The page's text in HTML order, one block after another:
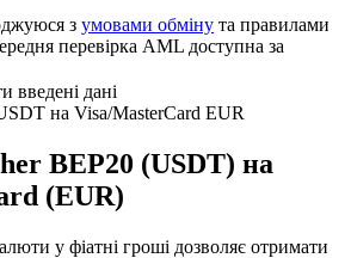
з умовами обміну та правилами
перевірка AML доступна за
введені дані
на Visa/MasterCard EUR
BEP20 (USDT) на
(EUR)
у фіатні гроші дозволяє отримати